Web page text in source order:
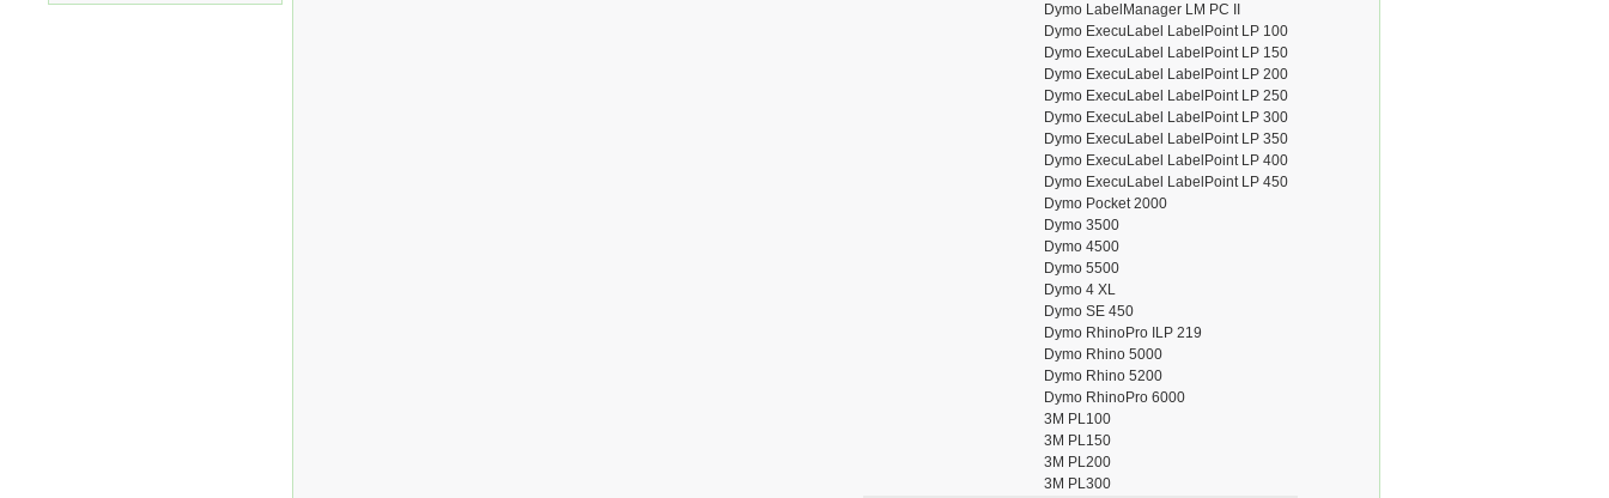
Dymo LabelManager LM PC II
Dymo ExecuLabel LabelPoint LP 100
Dymo ExecuLabel LabelPoint LP 150
Dymo ExecuLabel LabelPoint LP 200
Dymo ExecuLabel LabelPoint LP 250
Dymo ExecuLabel LabelPoint LP 300
Dymo ExecuLabel LabelPoint LP 350
Dymo ExecuLabel LabelPoint LP 400
Dymo ExecuLabel LabelPoint LP 450
Dymo Pocket 2000
Dymo 3500
Dymo 4500
Dymo 5500
Dymo 4 XL
Dymo SE 450
Dymo RhinoPro ILP 219
Dymo Rhino 5000
Dymo Rhino 5200
Dymo RhinoPro 6000
3M PL100
3M PL150
3M PL200
3M PL300